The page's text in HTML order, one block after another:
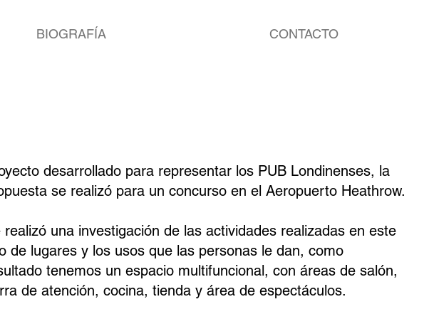
BIOGRAFÍA CONTACTO
desarrollado para representar los PUB Londinenses, la
se realizó para un concurso en el Aeropuerto Heathrow.
realizó una investigación de las actividades realizadas en este
de lugares y los usos que las personas le dan, como
tenemos un espacio multifuncional, con áreas de salón,
de atención, cocina, tienda y área de espectáculos.